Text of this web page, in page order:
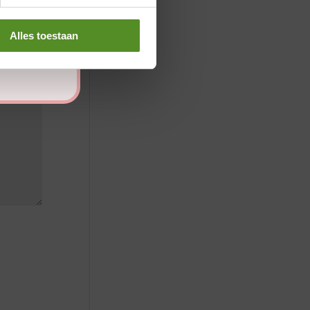
Alles toestaan